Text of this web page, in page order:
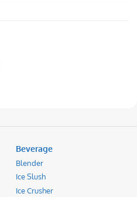
Beverage
Blender
Ice Slush
Ice Crusher